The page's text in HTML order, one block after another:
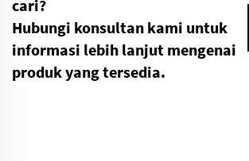
cari?
Hubungi konsultan kami untuk
informasi lebih lanjut mengenai
produk yang tersedia.